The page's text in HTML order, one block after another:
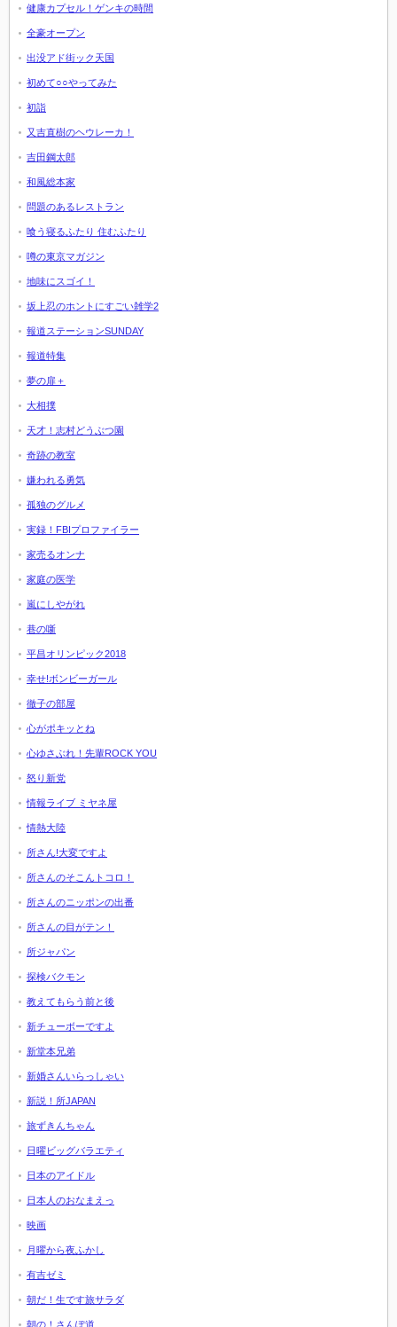
健康カプセル！ゲンキの時間
全豪オープン
出没アド街ック天国
初めて○○やってみた
初詣
又吉直樹のヘウレーカ！
吉田鋼太郎
和風総本家
問題のあるレストラン
喰う寝るふたり 住むふたり
噂の東京マガジン
地味にスゴイ！
坂上忍のホントにすごい雑学2
報道ステーションSUNDAY
報道特集
夢の扉＋
大相撲
天才！志村どうぶつ園
奇跡の教室
嫌われる勇気
孤独のグルメ
実録！FBIプロファイラー
家売るオンナ
家庭の医学
嵐にしやがれ
巷の噺
平昌オリンピック2018
幸せ!ボンビーガール
徹子の部屋
心がポキッとね
心ゆさぶれ！先輩ROCK YOU
怒り新党
情報ライブ ミヤネ屋
情熱大陸
所さん!大変ですよ
所さんのそこんトコロ！
所さんのニッポンの出番
所さんの目がテン！
所ジャパン
探検バクモン
教えてもらう前と後
新チューボーですよ
新堂本兄弟
新婚さんいらっしゃい
新説！所JAPAN
旅ずきんちゃん
日曜ビッグバラエティ
日本のアイドル
日本人のおなまえっ
映画
月曜から夜ふかし
有吉ゼミ
朝だ！生です旅サラダ
朝の！さんぽ道